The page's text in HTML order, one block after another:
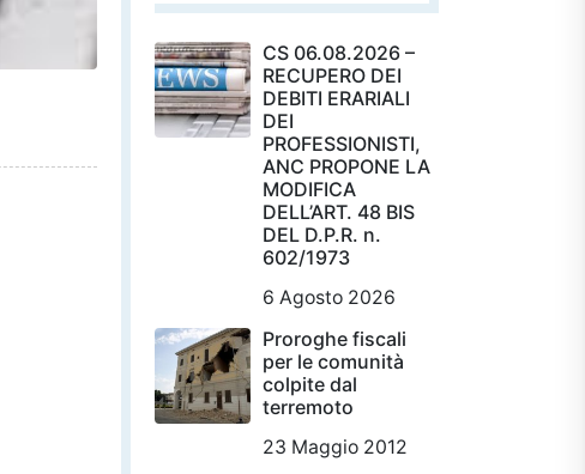
CS 06.08.2026 –
RECUPERO DEI
DEBITI ERARIALI
DEI
PROFESSIONISTI,
ANC PROPONE LA
MODIFICA
DELL’ART. 48 BIS
DEL D.P.R. n.
602/1973
6 Agosto 2026
Proroghe fiscali
per le comunità
colpite dal
terremoto
23 Maggio 2012